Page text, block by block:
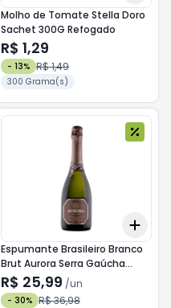
Molho de Tomate Stella Doro
Sachet 300G Refogado
R$ 1,29
- 13% R$ 1,49
300 Grama(s)
Add
Espumante Brasileiro Branco
Brut Aurora Serra Gaúcha
Garrafa 750ml
R$ 25,99 /un
- 30% R$ 36,98